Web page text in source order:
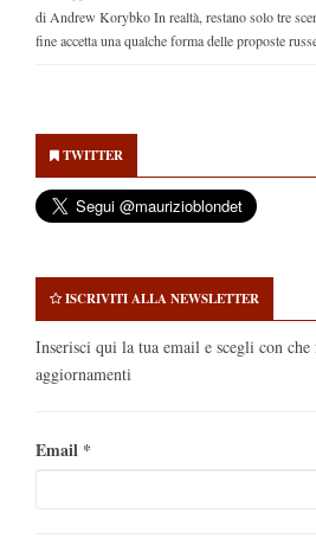
di Andrew Korybko In realtà, restano solo tre
fine accetta una qualche forma delle proposte
Sidebar
TWITTER
ISCRIVITI ALLA NEWSLETTER
Inserisci qui la tua email e scegli con
aggiornamenti
Email *